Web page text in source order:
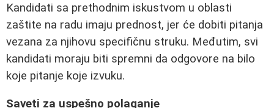
Kandidati sa prethodnim iskustvom u oblasti
zaštite na radu imaju prednost, jer će dobiti pitanja
vezana za njihovu specifičnu struku. Međutim, svi
kandidati moraju biti spremni da odgovore na bilo
koje pitanje koje izvuku.
Saveti za uspešno polaganje